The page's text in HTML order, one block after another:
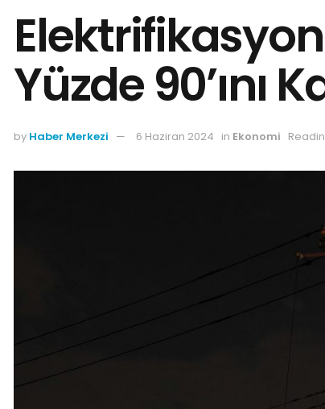
Yüzde 90’ını
by Haber Merkezi 6 Haziran 2024 in Ekonomi